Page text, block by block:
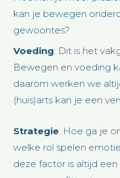
kan je bewegen
gewoontes?
Voeding: Dit is het
Bewegen en voeding
daarom werken we
(huis)arts kan je een
Strategie: Hoe ga je
welke rol spelen
deze factor is altijd